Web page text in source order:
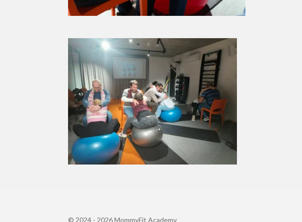
© 2024 - 2026 MommyFit Academy